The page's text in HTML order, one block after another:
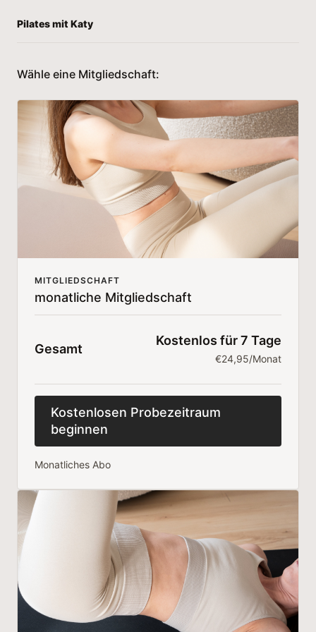
Pilates mit Katy
Wähle eine Mitgliedschaft:
MITGLIEDSCHAFT
monatliche Mitgliedschaft
Gesamt
Kostenlos für 7 Tage
€24,95/Monat
Kostenlosen Probezeitraum
beginnen
Monatliches Abo